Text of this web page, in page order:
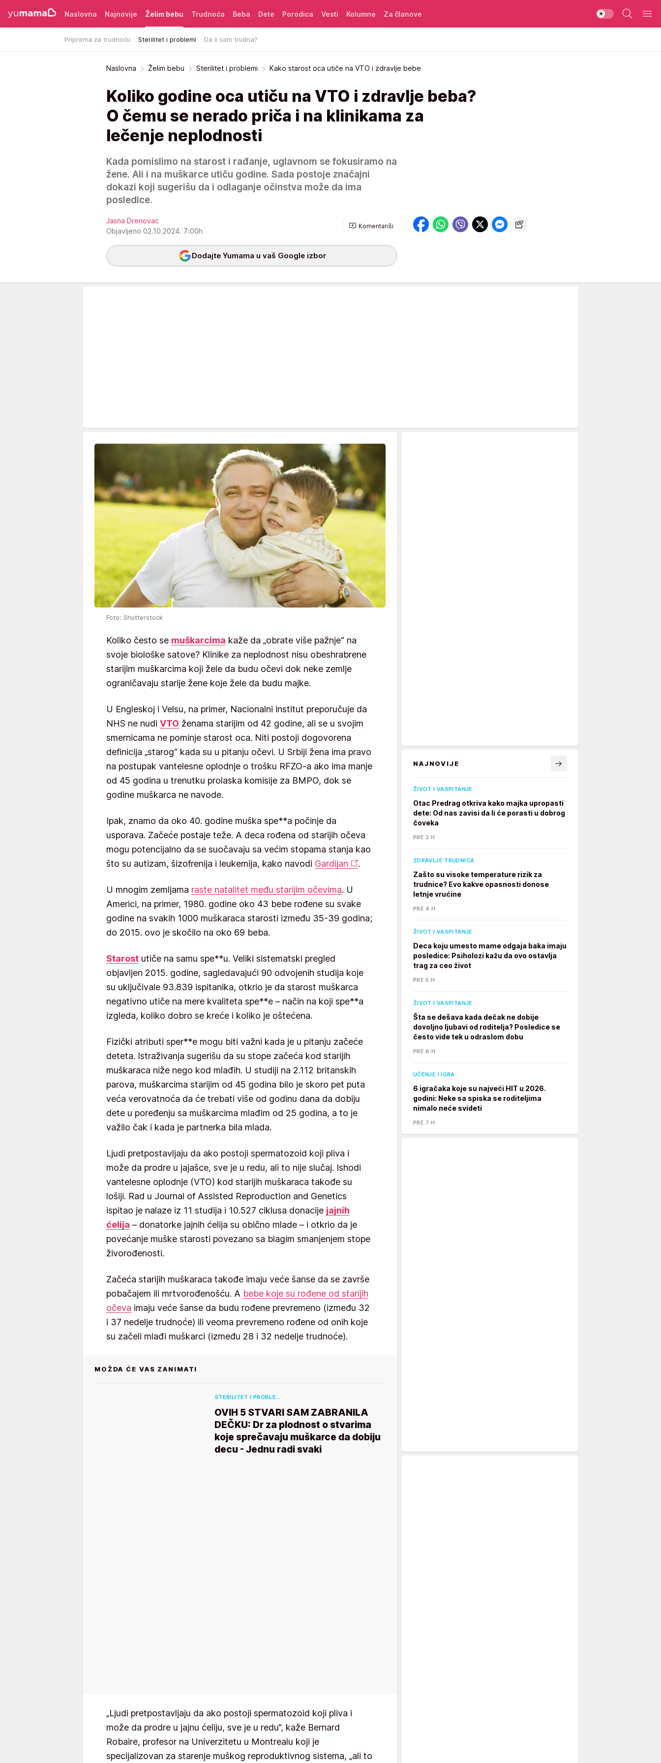
Naslovna Najnovije Želim bebu
Priprema za trudnoću Sterilitet i problemi Da li sam trudna?
Trudnoća Beba Dete Porodica Vesti Kolumne Za članove
Naslovna Želim bebu Sterilitet i problemi Kako starost oca utiče na VTO i zdravlje bebe
Koliko godine oca utiču na VTO i zdravlje beba?
O čemu se nerado priča i na klinikama za
lečenje neplodnosti
Kada pomislimo na starost i rađanje, uglavnom se fokusiramo na
žene. Ali i na muškarce utiču godine. Sada postoje značajni
dokazi koji sugerišu da i odlaganje očinstva može da ima
posledice.
Jasna Drenovac
Objavljeno 02.10.2024. 7:00h
Komentariši
Dodajte Yumama u vaš Google izbor
Foto: Shutterstock
Koliko često se muškarcima kaže da „obrate više pažnje“ na
svoje biološke satove? Klinike za neplodnost nisu obeshrabrene
starijim muškarcima koji žele da budu očevi dok neke zemlje
ograničavaju starije žene koje žele da budu majke.
U Engleskoj i Velsu, na primer, Nacionalni institut preporučuje da
NHS ne nudi VTO ženama starijim od 42 godine, ali se u svojim
smernicama ne pominje starost oca. Niti postoji dogovorena
definicija „starog“ kada su u pitanju očevi. U Srbiji žena ima pravo
na postupak vantelesne oplodnje o trošku RFZO-a ako ima manje
od 45 godina u trenutku prolaska komisije za BMPO, dok se
godine muškarca ne navode.
Ipak, znamo da oko 40. godine muška spe**a počinje da
usporava. Začeće postaje teže. A deca rođena od starijih očeva
mogu potencijalno da se suočavaju sa većim stopama stanja kao
što su autizam, šizofrenija i leukemija, kako navodi Gardijan .
U mnogim zemljama raste natalitet među starijim očevima. U
Americi, na primer, 1980. godine oko 43 bebe rođene su svake
godine na svakih 1000 muškaraca starosti između 35-39 godina;
do 2015. ovo je skočilo na oko 69 beba.
Starost utiče na samu spe**u. Veliki sistematski pregled
objavljen 2015. godine, sagledavajući 90 odvojenih studija koje
su uključivale 93.839 ispitanika, otkrio je da starost muškarca
negativno utiče na mere kvaliteta spe**e – način na koji spe**a
izgleda, koliko dobro se kreće i koliko je oštećena.
Fizički atributi sper**e mogu biti važni kada je u pitanju začeće
deteta. Istraživanja sugerišu da su stope začeća kod starijih
muškaraca niže nego kod mlađih. U studiji na 2.112 britanskih
parova, muškarcima starijim od 45 godina bilo je skoro pet puta
veća verovatnoća da će trebati više od godinu dana da dobiju
dete u poređenju sa muškarcima mlađim od 25 godina, a to je
važilo čak i kada je partnerka bila mlada.
Ljudi pretpostavljaju da ako postoji spermatozoid koji pliva i
može da prodre u jajašce, sve je u redu, ali to nije slučaj. Ishodi
vantelesne oplodnje (VTO) kod starijih muškaraca takođe su
lošiji. Rad u Journal of Assisted Reproduction and Genetics
ispitao je nalaze iz 11 studija i 10.527 ciklusa donacije jajnih
ćelija – donatorke jajnih ćelija su obično mlade – i otkrio da je
povećanje muške starosti povezano sa blagim smanjenjem stope
živorođenosti.
Začeća starijih muškaraca takođe imaju veće šanse da se završe
pobačajem ili mrtvorođenošću. A bebe koje su rođene od starijih
očeva imaju veće šanse da budu rođene prevremeno (između 32
i 37 nedelje trudnoće) ili veoma prevremeno rođene od onih koje
su začeli mlađi muškarci (između 28 i 32 nedelje trudnoće).
MOŽDA ĆE VAS ZANIMATI
STERILITET I PROBLE…
OVIH 5 STVARI SAM ZABRANILA
DEČKU: Dr za plodnost o stvarima
koje sprečavaju muškarce da dobiju
decu - Jednu radi svaki
„Ljudi pretpostavljaju da ako postoji spermatozoid koji pliva i
može da prodre u jajnu ćeliju, sve je u redu“, kaže Bernard
Robaire, profesor na Univerzitetu u Montrealu koji je
specijalizovan za starenje muškog reproduktivnog sistema, „ali to
NAJNOVIJE
ŽIVOT I VASPITANJE
Otac Predrag otkriva kako majka upropasti
dete: Od nas zavisi da li će porasti u dobrog
čoveka
PRE 2 H
ZDRAVLJE TRUDNICA
Zašto su visoke temperature rizik za
trudnice? Evo kakve opasnosti donose
letnje vrućine
PRE 4 H
ŽIVOT I VASPITANJE
Deca koju umesto mame odgaja baka imaju
posledice: Psiholozi kažu da ovo ostavlja
trag za ceo život
PRE 5 H
ŽIVOT I VASPITANJE
Šta se dešava kada dečak ne dobije
dovoljno ljubavi od roditelja? Posledice se
često vide tek u odraslom dobu
PRE 6 H
UČENJE I IGRA
6 igračaka koje su najveći HIT u 2026.
godini: Neke sa spiska se roditeljima
nimalo neće svideti
PRE 7 H